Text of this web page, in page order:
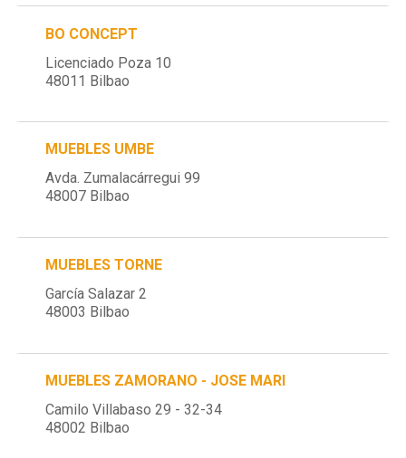
BO CONCEPT
Licenciado Poza 10
48011 Bilbao
MUEBLES UMBE
Avda. Zumalacárregui 99
48007 Bilbao
MUEBLES TORNE
García Salazar 2
48003 Bilbao
MUEBLES ZAMORANO - JOSE MARI
Camilo Villabaso 29 - 32-34
48002 Bilbao